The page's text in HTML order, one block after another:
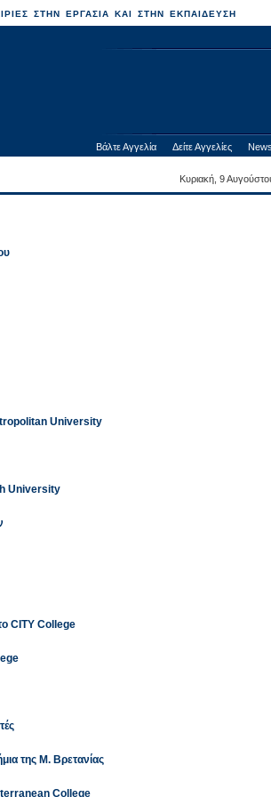
ΣΤΗΝ ΕΡΓΑΣΙΑ ΚΑΙ ΣΤΗΝ ΕΚΠΑΙΔΕΥΣΗ
Βάλτε Αγγελία Δείτε Αγγελίες
Κυριακή, 9
University
University
CITY College
της Μ. Βρετανίας
College